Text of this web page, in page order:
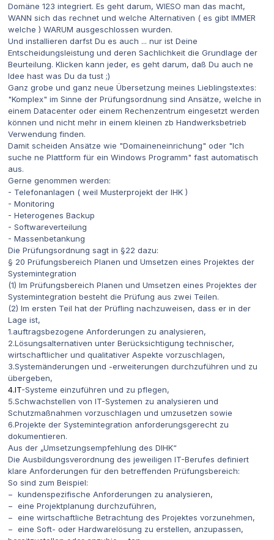
Domäne 123 integriert. Es geht darum, WIESO man das macht,
WANN sich das rechnet und welche Alternativen ( es gibt IMMER
welche ) WARUM ausgeschlossen wurden.
Und installieren darfst Du es auch ... nur ist Deine
Entscheidungsleistung und deren Sachlichkeit die Grundlage der
Beurteilung. Klicken kann jeder, es geht darum, daß Du auch ne
Idee hast was Du da tust ;)
Ganz grobe und ganz neue Übersetzung meines Lieblingstextes:
"Komplex" im Sinne der Prüfungsordnung sind Ansätze, welche in
einem Datacenter oder einem Rechenzentrum eingesetzt werden
können und nicht mehr in einem kleinen zb Handwerksbetrieb
Verwendung finden.
Damit scheiden Ansätze wie "Domaineneinrichung" oder "Ich
suche ne Plattform für ein Windows Programm" fast automatisch
aus.
Gerne genommen werden:
- Telefonanlagen ( weil Musterprojekt der IHK )
- Monitoring
- Heterogenes Backup
- Softwareverteilung
- Massenbetankung
Die Prüfungsordnung sagt in §22 dazu:
§ 20 Prüfungsbereich Planen und Umsetzen eines Projektes der
Systemintegration
(1) Im Prüfungsbereich Planen und Umsetzen eines Projektes der
Systemintegration besteht die Prüfung aus zwei Teilen.
(2) Im ersten Teil hat der Prüfling nachzuweisen, dass er in der
Lage ist,
1.auftragsbezogene Anforderungen zu analysieren,
2.Lösungsalternativen unter Berücksichtigung technischer,
wirtschaftlicher und qualitativer Aspekte vorzuschlagen,
3.Systemänderungen und -erweiterungen durchzuführen und zu
übergeben,
4.IT-Systeme einzuführen und zu pflegen,
5.Schwachstellen von IT-Systemen zu analysieren und
Schutzmaßnahmen vorzuschlagen und umzusetzen sowie
6.Projekte der Systemintegration anforderungsgerecht zu
dokumentieren.
Aus der „Umsetzungsempfehlung des DIHK“
Die Ausbildungsverordnung des jeweiligen IT-Berufes definiert
klare Anforderungen für den betreffenden Prüfungsbereich:
So sind zum Beispiel:
− kundenspezifische Anforderungen zu analysieren,
− eine Projektplanung durchzuführen,
− eine wirtschaftliche Betrachtung des Projektes vorzunehmen,
− eine Soft- oder Hardwarelösung zu erstellen, anzupassen,